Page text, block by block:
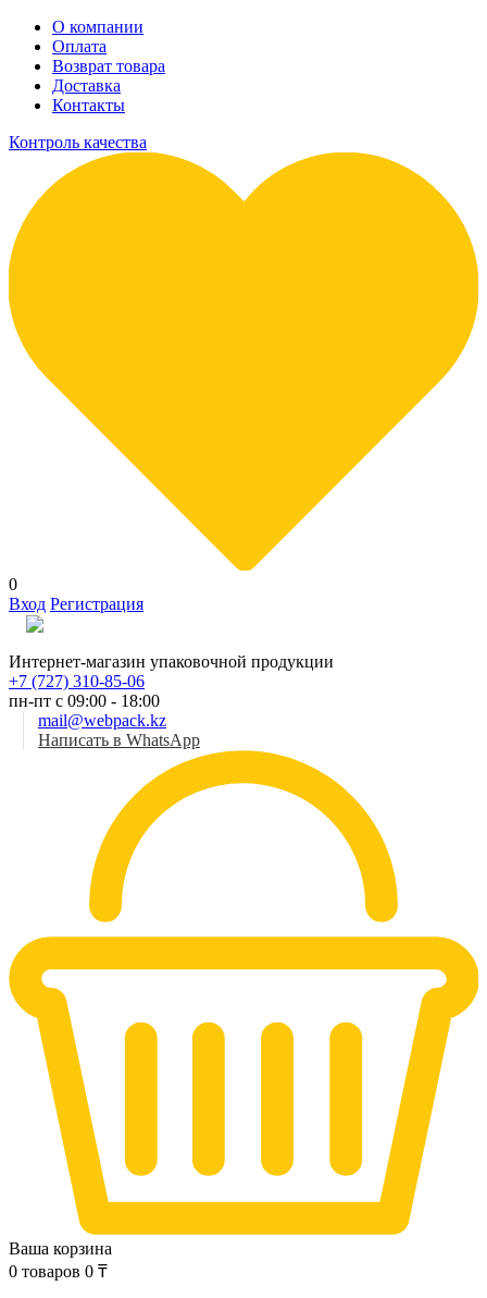
О компании
Оплата
Возврат товара
Доставка
Контакты
Контроль качества
0
Вход Регистрация
Интернет-магазин упаковочной продукции
+7 (727) 310-85-06
пн-пт с 09:00 - 18:00
mail@webpack.kz
Написать в WhatsApp
Ваша корзина
0 товаров 0 ₸